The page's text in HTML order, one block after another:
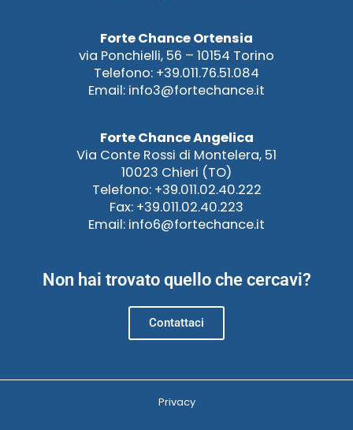
Forte Chance Ortensia
via Ponchielli, 56 – 10154 Torino
Telefono: +39.011.76.51.084
Email: info3@fortechance.it
Forte Chance Angelica
Via Conte Rossi di Montelera, 51
10023 Chieri (TO)
Telefono: +39.011.02.40.222
Fax: +39.011.02.40.223
Email: info6@fortechance.it
Non hai trovato quello che cercavi?
Contattaci
Privacy